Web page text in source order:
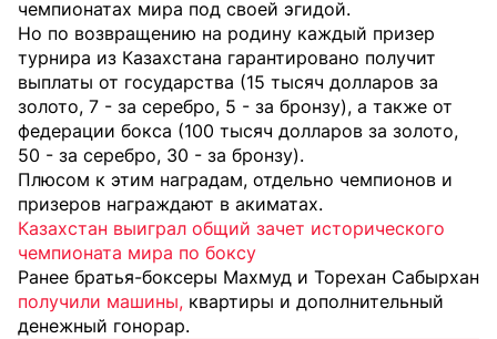
чемпионатах мира под своей эгидой.
Но по возвращению на родину каждый призер
турнира из Казахстана гарантировано получит
выплаты от государства (15 тысяч долларов за
золото, 7 - за серебро, 5 - за бронзу), а также от
федерации бокса (100 тысяч долларов за золото,
50 - за серебро, 30 - за бронзу).
Плюсом к этим наградам, отдельно чемпионов и
призеров награждают в акиматах.
Казахстан выиграл общий зачет исторического
чемпионата мира по боксу
Ранее братья-боксеры Махмуд и Торехан Сабырхан
получили машины, квартиры и дополнительный
денежный гонорар.